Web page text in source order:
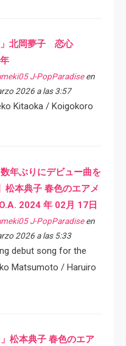
」北岡夢子 恋心
J-PopParadiseen
2026 a las 3:57
Kitaoka / Koigokoro
数年ぶりにデビュー曲を
松本典子 春色のエアメ
2024 年 02月 17日
J-PopParadiseen
2026 a las 5:33
debut song for the
Matsumoto / Haruiro
」松本典子 春色のエア